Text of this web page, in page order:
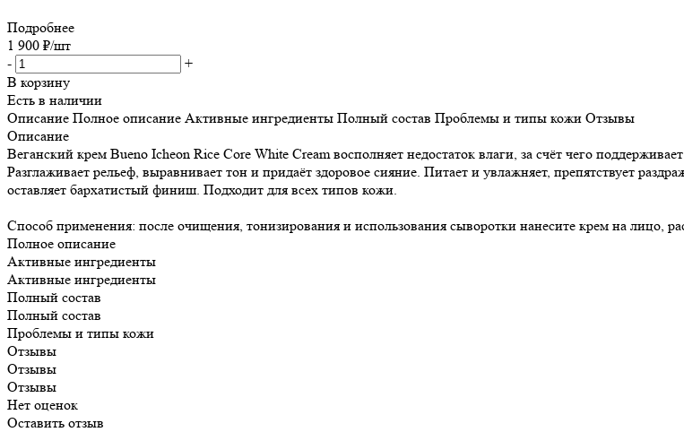
Подробнее
1 900 ₽/шт
-
+
В корзину
Есть в наличии
Описание Полное описание Активные ингредиенты Полный состав Проблемы и типы кожи Отзывы
Описание
Веганский крем Bueno Icheon Rice Core White Cream восполняет недостаток влаги, за счёт чего
Разглаживает рельеф, выравнивает тон и придаёт здоровое сияние. Питает и увлажняет, препятствует
оставляет бархатистый финиш. Подходит для всех типов кожи.
Способ применения: после очищения, тонизирования и использования сыворотки нанесите крем на лицо,
Полное описание
Активные ингредиенты
Активные ингредиенты
Полный состав
Полный состав
Проблемы и типы кожи
Отзывы
Отзывы
Отзывы
Нет оценок
Оставить отзыв